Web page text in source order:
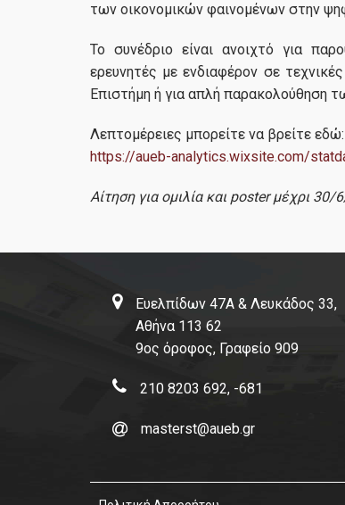
των οικονομικών φαινομένων στην
Το συνέδριο είναι ανοιχτό για
ερευνητές με ενδιαφέρον σε
Επιστήμη ή για απλή παρακολούθηση
Λεπτομέρειες μπορείτε να βρείτε εδώ:
https://aueb-analytics.wixsite.com/
Αίτηση για ομιλία και poster μέχρι 30/
Ευελπίδων 47Α & Λευκάδος 33,
Αθήνα 113 62
9ος όροφος, Γραφείο 909
210 8203 692, -681
masterst@aueb.gr